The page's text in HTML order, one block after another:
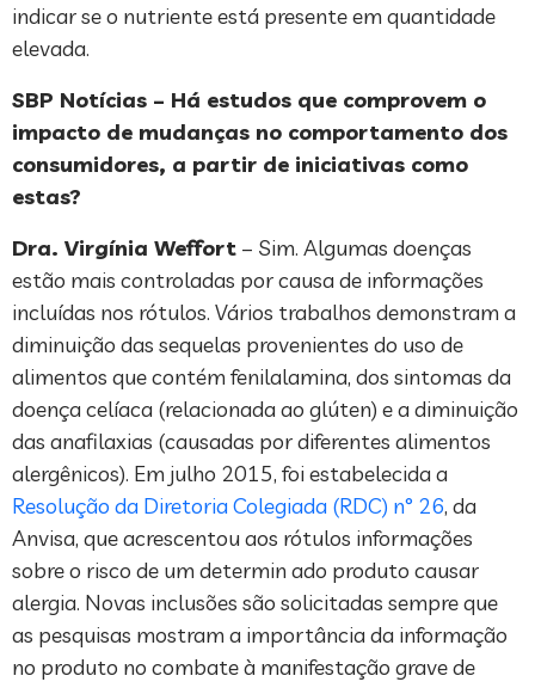
indicar se o nutriente está presente em quantidade
elevada.
SBP Notícias – Há estudos que comprovem o
impacto de mudanças no comportamento dos
consumidores, a partir de iniciativas como
estas?
Dra. Virgínia Weffort – Sim. Algumas doenças
estão mais controladas por causa de informações
incluídas nos rótulos. Vários trabalhos demonstram a
diminuição das sequelas provenientes do uso de
alimentos que contém fenilalamina, dos sintomas da
doença celíaca (relacionada ao glúten) e a diminuição
das anafilaxias (causadas por diferentes alimentos
alergênicos). Em julho 2015, foi estabelecida a
Resolução da Diretoria Colegiada (RDC) n° 26, da
Anvisa, que acrescentou aos rótulos informações
sobre o risco de um determin ado produto causar
alergia. Novas inclusões são solicitadas sempre que
as pesquisas mostram a importância da informação
no produto no combate à manifestação grave de